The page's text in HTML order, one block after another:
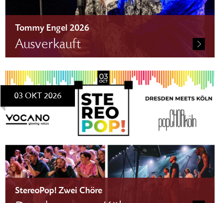
Tommy Engel 2026
Ausverkauft
03 OKT 2026
StereoPop! Zwei Chöre